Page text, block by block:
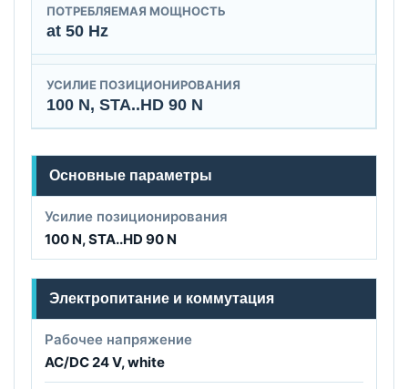
ПОТРЕБЛЯЕМАЯ МОЩНОСТЬ
at 50 Hz
УСИЛИЕ ПОЗИЦИОНИРОВАНИЯ
100 N, STA..HD 90 N
Основные параметры
Усилие позиционирования
100 N, STA..HD 90 N
Электропитание и коммутация
Рабочее напряжение
AC/DC 24 V, white